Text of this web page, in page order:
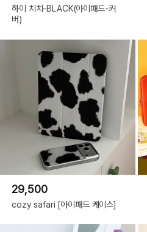
하이 치치-BLACK(아이패드-커
버)
29,500
cozy safari [아이패드 케이스]